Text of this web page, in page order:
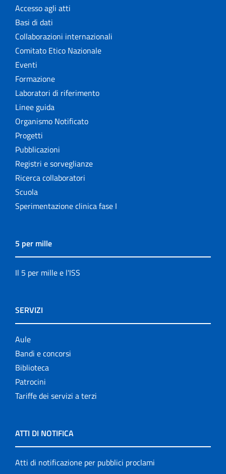
Accesso agli atti
Basi di dati
Collaborazioni internazionali
Comitato Etico Nazionale
Eventi
Formazione
Laboratori di riferimento
Linee guida
Organismo Notificato
Progetti
Pubblicazioni
Registri e sorveglianze
Ricerca collaboratori
Scuola
Sperimentazione clinica fase I
5 per mille
Il 5 per mille e l'ISS
SERVIZI
Aule
Bandi e concorsi
Biblioteca
Patrocini
Tariffe dei servizi a terzi
ATTI DI NOTIFICA
Atti di notificazione per pubblici proclami